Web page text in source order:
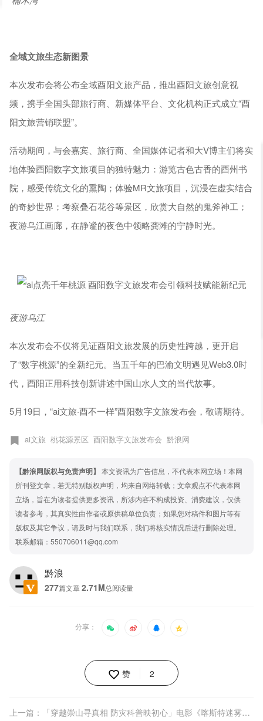
全域文旅生态新图景
本次发布会将公布全域酉阳文旅产品，推出酉阳文旅创意视
频，携手全国头部旅行商、新媒体平台、文化机构正式成立“酉
阳文旅营销联盟”。
活动期间，与会嘉宾、旅行商、全国媒体记者和大V博主们将实
地体验酉阳数字文旅项目的独特魅力：游览古色古香的酉州书
院，感受传统文化的熏陶；体验MR文旅项目，沉浸在虚实结合
的奇妙世界；考察叠石花谷等景区，欣赏大自然的鬼斧神工；
夜游乌江画廊，在静谧的夜色中领略龚滩的宁静时光。
夜游乌江
本次发布会不仅将见证酉阳文旅发展的历史性跨越，更开启
了“数字桃源”的全新纪元。当五千年的巴渝文明遇见Web3.0时
代，酉阳正用科技创新讲述中国山水人文的当代故事。
5月19日，“ai文旅·酉不一样”酉阳数字文旅发布会，敬请期待。
ai文旅 桃花源景区 酉阳数字文旅发布会 黔浪网
【黔浪网版权与免责声明】 本文资讯为广告信息，不代表本网立场！本网
所刊登文章，若无特别版权声明，均来自网络转载；文章观点不代表本网
立场，旨在为读者提供更多资讯，所涉内容不构成投资、消费建议，仅供
读者参考，其真实性由作者或原供稿单位负责；如果您对稿件和图片等有
版权及其它争议，请及时与我们联系，我们将核实情况后进行删除处理。
联系邮箱：550706011@qq.com
黔浪
277篇文章 2.71M总阅读量
分享：
赞 2
上一篇：「穿越崇山寻真相 防灾科普映初心」电影《喀斯特迷雾》首映礼在贵阳举行